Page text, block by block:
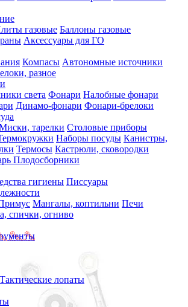
газовые Баллоны газовые
Аксессуары для ГО
Компасы Автономные источники
разное
света Фонари Налобные фонари
Динамо-фонари Фонари-брелоки
тарелки Столовые приборы
Наборы посуды Канистры,
Термосы Кастрюли, сковородки
Плодосборники
гигиены Писсуары
Мангалы, коптильни Печи
спички, огниво
Тактические лопаты